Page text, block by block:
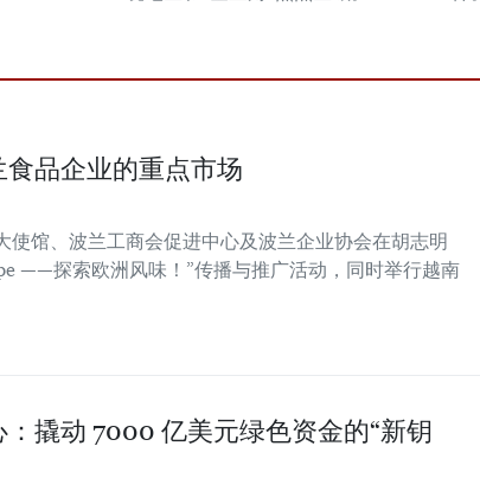
品企业的重点市场
使馆、波兰工商会促进中心及波兰企业协会在胡志明
——探索欧洲风味！”传播与推广活动，同时举行越南
撬动 7000 亿美元绿色资金的“新钥